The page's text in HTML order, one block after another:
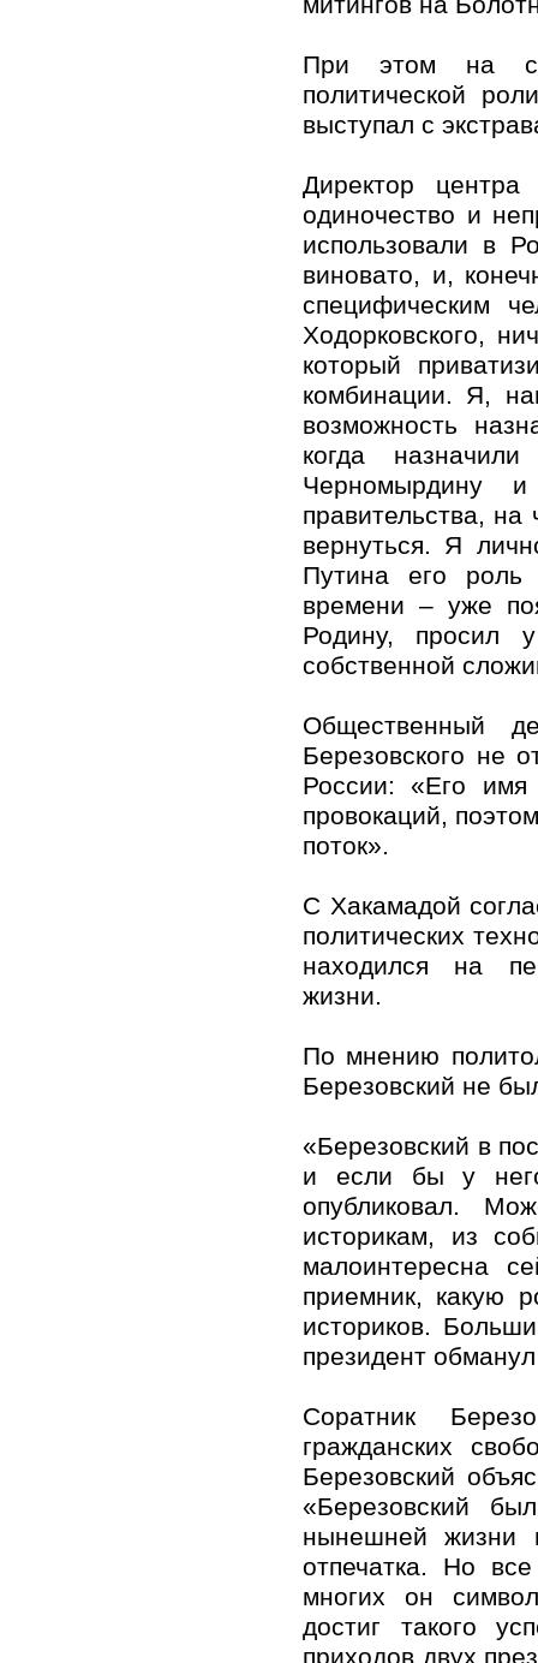
При этом на
политической
выступал с
Директор центра
одиночество и
использовали в
виновато, и,
специфическим
Ходорковского,
который
комбинации. Я,
возможность
когда
Черномырдину
правительства,
вернуться. Я
Путина его роль
времени – уже
Родину, просил
собственной
Общественный
Березовского не
России: «Его
провокаций,
поток».
С Хакамадой
политических
находился на
жизни.
По мнению
Березовский не
«Березовский в
и если бы у
опубликовал.
историкам, из
малоинтересна
приемник, какую
историков.
президент
Соратник
гражданских
Березовский
«Березовский
нынешней жизни
отпечатка. Но
многих он
достиг такого
приходов двух